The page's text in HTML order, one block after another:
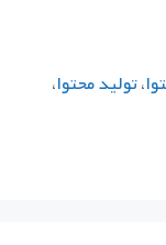
،توليد محتوا،